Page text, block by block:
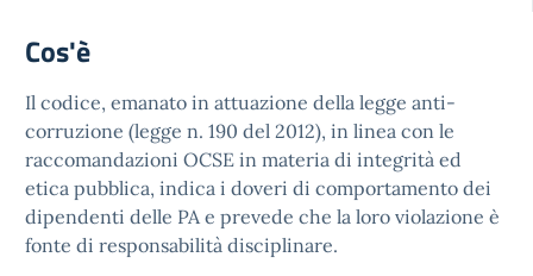
Cos'è
Il codice, emanato in attuazione della legge anti-
corruzione (legge n. 190 del 2012), in linea con le
raccomandazioni OCSE in materia di integrità ed
etica pubblica, indica i doveri di comportamento dei
dipendenti delle PA e prevede che la loro violazione è
fonte di responsabilità disciplinare.